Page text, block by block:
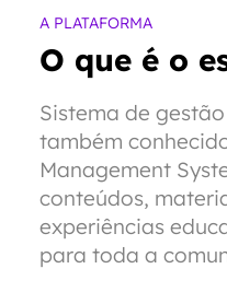
A PLATAFORMA
O que é o
Sistema de
também
Management
conteúdos,
experiências
para toda a